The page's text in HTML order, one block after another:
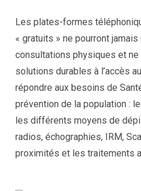
Les plates-formes
« gratuits » ne pourront
consultations physiques et
solutions durables à l’accès
répondre aux besoins de
prévention de la population :
les différents moyens de
radios, échographies, IRM,
proximités et les traitements